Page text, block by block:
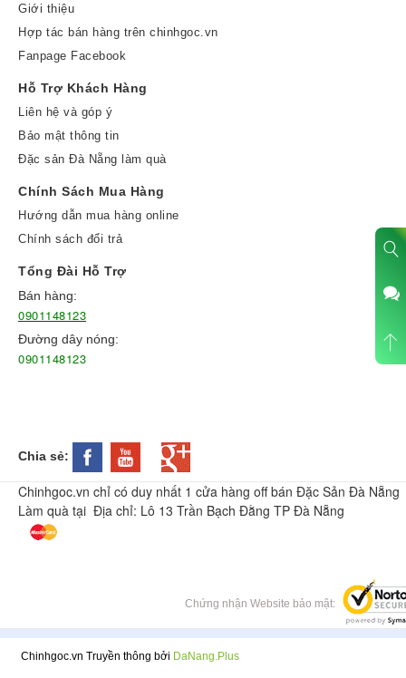
Giới thiệu
Hợp tác bán hàng trên chinhgoc.vn
Fanpage Facebook
Hỗ Trợ Khách Hàng
Liên hệ và góp ý
Bảo mật thông tin
Đặc sản Đà Nẵng làm quà
Chính Sách Mua Hàng
Hướng dẫn mua hàng online
Chính sách đổi trả
Tổng Đài Hỗ Trợ
Bán hàng:
0901148123
Đường dây nóng:
0901148123
Chia sẻ:
Chinhgoc.vn chỉ có duy nhất 1 cửa hàng off bán Đặc Sản Đà Nẵng
Làm quà tại Địa chỉ: Lô 13 Trần Bạch Đằng TP Đà Nẵng
Chứng nhận Website bảo mật:
Chinhgoc.vn Truyền thông bởi DaNang.Plus